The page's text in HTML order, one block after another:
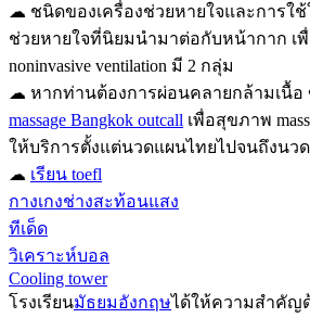
☁ ชนิดของเครื่องช่วยหายใจและการใช้
ช่วยหายใจที่นิยมนำมาต่อกับหน้ากาก เ
noninvasive ventilation มี 2 กลุ่ม
☁ หากท่านต้องการผ่อนคลายกล้ามเนื้อ
massage Bangkok outcall เพื่อสุขภาพ
ให้บริการตั้งแต่นวดแผนไทยไปจนถึงนว
☁ เรียน toefl
กางเกงช่างสะท้อนแสง
ทีเด็ด
วิเคราะห์บอล
Cooling tower
โรงเรียนมัธยมอังกฤษได้ให้ความสำคัญ